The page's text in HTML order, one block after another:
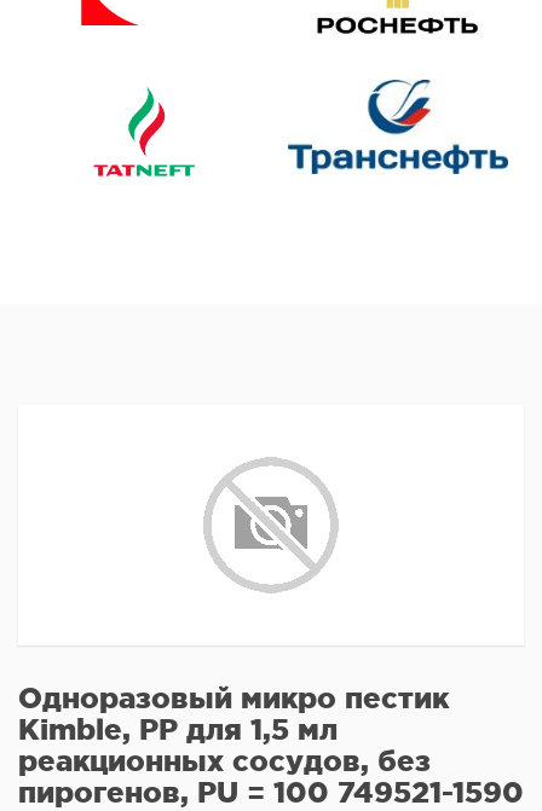
Одноразовый микро пестик
Kimble, PP для 1,5 мл
реакционных сосудов, без
пирогенов, PU = 100 749521-1590